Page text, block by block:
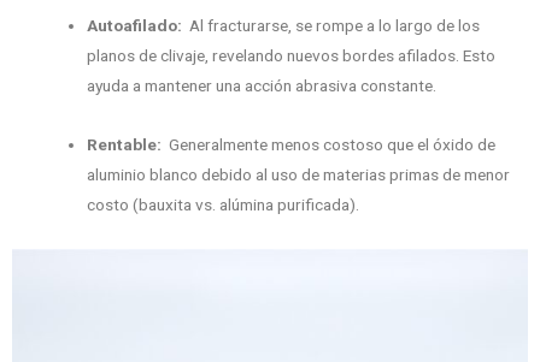
Autoafilado: Al fracturarse, se rompe a lo largo de los
planos de clivaje, revelando nuevos bordes afilados. Esto
ayuda a mantener una acción abrasiva constante.
Rentable: Generalmente menos costoso que el óxido de
aluminio blanco debido al uso de materias primas de menor
costo (bauxita vs. alúmina purificada).